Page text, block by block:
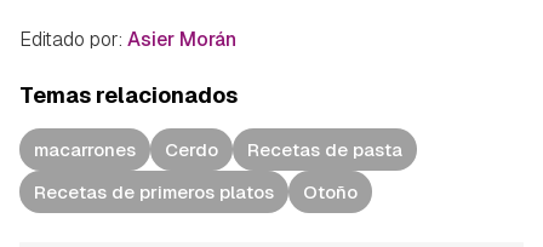
Editado por: Asier Morán
Temas relacionados
macarrones Cerdo
Recetas de pasta
Recetas de primeros platos
Otoño